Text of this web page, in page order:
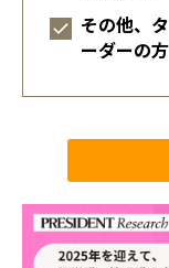
その他、
ーダーの